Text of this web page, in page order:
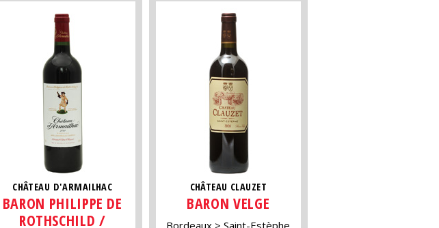
CHÂTEAU D'ARMAILHAC
BARON PHILIPPE DE
ROTHSCHILD /
CHÂTEAU CLAUZET
BARON VELGE
Bordeaux
Saint-Estèphe